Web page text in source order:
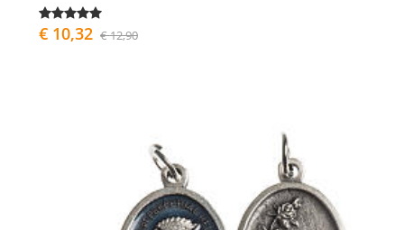
€ 10,32 € 12,90